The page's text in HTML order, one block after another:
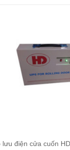
lưu điện cửa cuốn